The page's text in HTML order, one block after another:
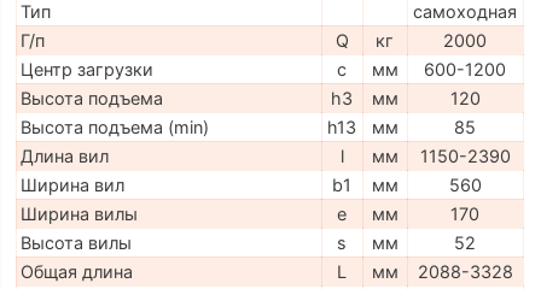
Тип
самоходная
Г/п
Q кг
2000
Центр загрузки
c мм
600-1200
Высота подъема
h3 мм
120
Высота подъема (min)
h13 мм
85
Длина вил
l мм
1150-2390
Ширина вил
b1 мм
560
Ширина вилы
e мм
170
Высота вилы
s мм
52
Общая длина
L мм
2088-3328